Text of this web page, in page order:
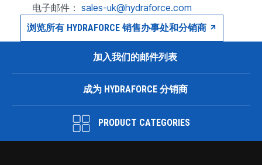
电子邮件： sales-uk@hydraforce.com
浏览所有 HYDRAFORCE 销售办事处和分销商
加入我们的邮件列表
成为 HYDRAFORCE 分销商
PRODUCT CATEGORIES